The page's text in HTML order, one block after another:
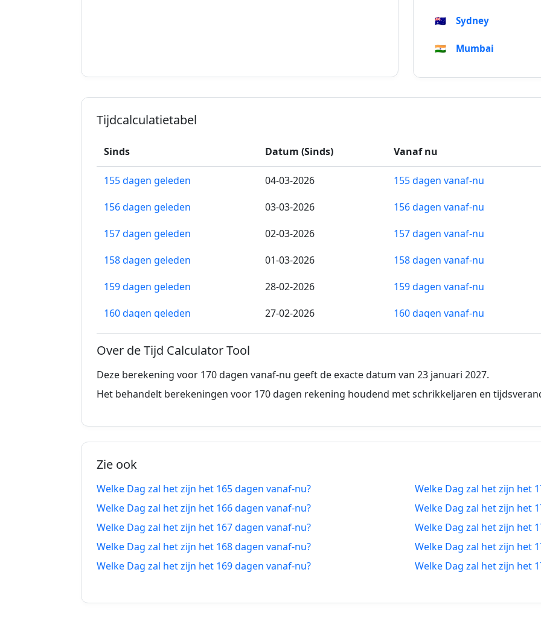
🇦🇺 Sydney
🇮🇳 Mumbai
Tijdcalculatietabel
Sinds Datum (Sinds) Vanaf nu
155 dagen geleden 04-03-2026
155 dagen vanaf-nu
156 dagen geleden
03-03-2026
156 dagen vanaf-nu
157 dagen geleden
02-03-2026
157 dagen vanaf-nu
158 dagen geleden
01-03-2026
158 dagen vanaf-nu
159 dagen geleden
28-02-2026
159 dagen vanaf-nu
160 dagen geleden
27-02-2026
160 dagen vanaf-nu
163 dagen geleden
24-02-2026
163 dagen vanaf-nu
165 dagen geleden
22-02-2026
165 dagen vanaf-nu
166 dagen geleden
167 dagen geleden
167 dagen vanaf-nu
168 dagen geleden
19-02-2026
168 dagen vanaf-nu
169 dagen geleden
18-02-2026
169 dagen vanaf-nu
171 dagen geleden
16-02-2026
171 dagen vanaf-nu
Over de Tijd Calculator Tool
Deze berekening voor 170 dagen vanaf-nu geeft de exacte datum van 23 januari 2027.
Het behandelt berekeningen voor 170 dagen rekening houdend met schrikkeljaren en
Zie ook
Welke Dag zal het zijn het 165 dagen vanaf-nu?
Welke Dag zal het zijn het 166 dagen vanaf-nu?
Welke Dag zal het zijn het 167 dagen vanaf-nu?
Welke Dag zal het zijn het 168 dagen vanaf-nu?
Welke Dag zal het zijn het 169 dagen vanaf-nu?
Welke Dag zal het zijn het
Welke Dag zal het zijn het
Welke Dag zal het zijn het
Welke Dag zal het zijn het
Welke Dag zal het zijn het